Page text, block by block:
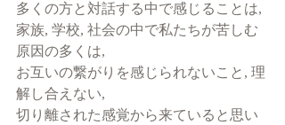
多くの方と対話する中で感じることは,
家族, 学校, 社会の中で私たちが苦しむ
原因の多くは,
お互いの繋がりを感じられないこと, 理
解し合えない,
切り離された感覚から来ていると思い